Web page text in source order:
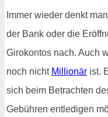
Immer wieder denkt
der Bank oder die
Girokontos nach. Auch
noch nicht Millionär ist.
sich beim Betrachten
Gebühren entledigen